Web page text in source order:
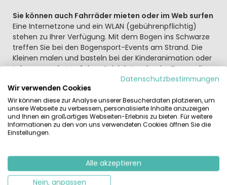
Sie können auch Fahrräder mieten oder im Web surfen
Eine Internetzone und ein WLAN (gebührenpflichtig)
stehen zu Ihrer Verfügung. Mit dem Bogen ins Schwarze
treffen Sie bei den Bogensport-Events am Strand. Die
Kleinen malen und basteln bei der Kinderanimation oder
toben vergnügt auf dem Spielplatz oder der Trampolin-
Anlage. Am Abend tanzen die ganz jungen Urlauber
ausgelassen bei der Mini-Disco. Die Großen werden mit
Sport, Live-Musik und Tanz-Spaß unterhalten. Das
Platzrestaurant ist ein Treffpunkt zum Genießen mit der
ganzen Familie.
Zum Beispiel die griechisch-iberischen und römischen
Ruinen von Empúries mit dem archäologischen Park am
Datenschutzbestimmungen
Wir verwenden Cookies
Wir können diese zur Analyse unserer Besucherdaten platzieren, um
unsere Webseite zu verbessern, personalisierte Inhalte anzuzeigen
und Ihnen ein großartiges Webseiten-Erlebnis zu bieten. Für weitere
Informationen zu den von uns verwendeten Cookies öffnen Sie die
Einstellungen.
Alle akzeptieren
Nein, anpassen